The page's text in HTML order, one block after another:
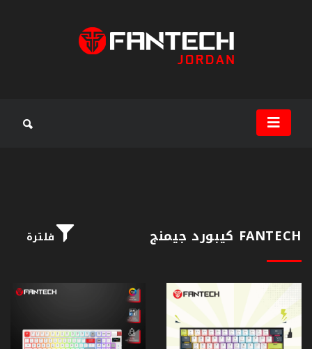
FANTECH كيبورد جيمنج فلترة
جيمنج
جيمنج
مكبرات
الصوت